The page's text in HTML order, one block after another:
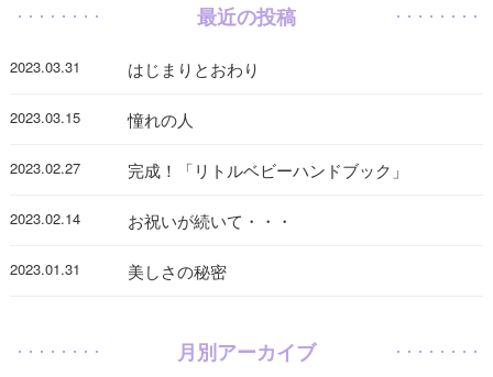
最近の投稿
2023.03.31 はじまりとおわり
2023.03.15 憧れの人
2023.02.27 完成！「リトルベビーハンドブック」
2023.02.14 お祝いが続いて・・・
2023.01.31 美しさの秘密
月別アーカイブ